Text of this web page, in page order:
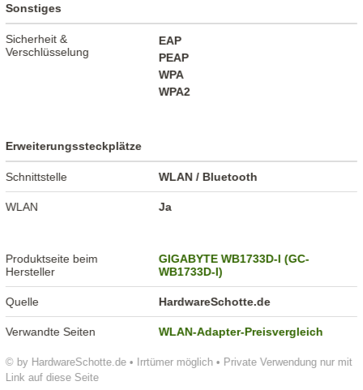
© by HardwareSchotte.de • Irrtümer möglich • Private Verwendung nur mit
Link auf diese Seite
Sonstiges
Sicherheit &
Verschlüsselung
EAP
PEAP
WPA
WPA2
Erweiterungssteckplätze
Schnittstelle WLAN / Bluetooth
WLAN Ja
Produktseite beim
Hersteller
GIGABYTE WB1733D-I (GC-
WB1733D-I)
Quelle HardwareSchotte.de
Verwandte Seiten WLAN-Adapter-Preisvergleich